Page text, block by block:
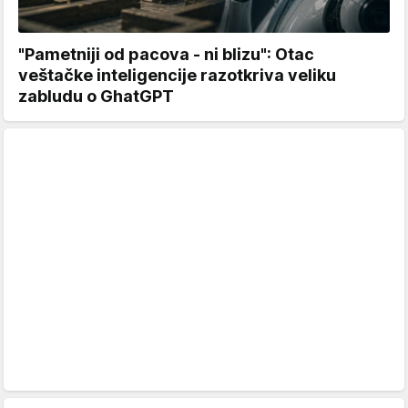
"Pametniji od pacova - ni blizu": Otac
veštačke inteligencije razotkriva veliku
zabludu o GhatGPT